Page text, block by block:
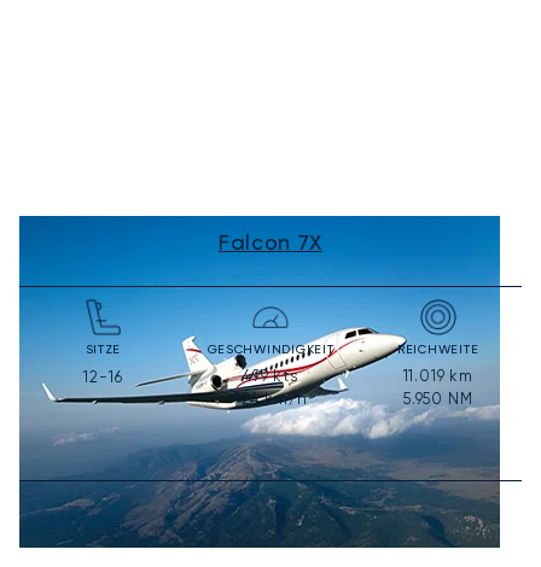
Falcon 7X
SITZE
12-16
GESCHWINDIGKEIT
499kts
924km/h
REICHWEITE
11.019 km
5.950 NM